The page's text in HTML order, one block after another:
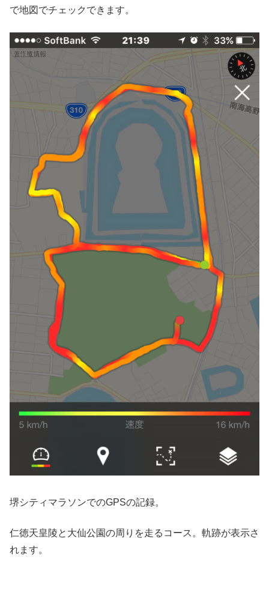
で地図でチェックできます。
堺シティマラソンでのGPSの記録。
仁徳天皇陵と大仙公園の周りを走るコース。軌跡が表示さ
れます。